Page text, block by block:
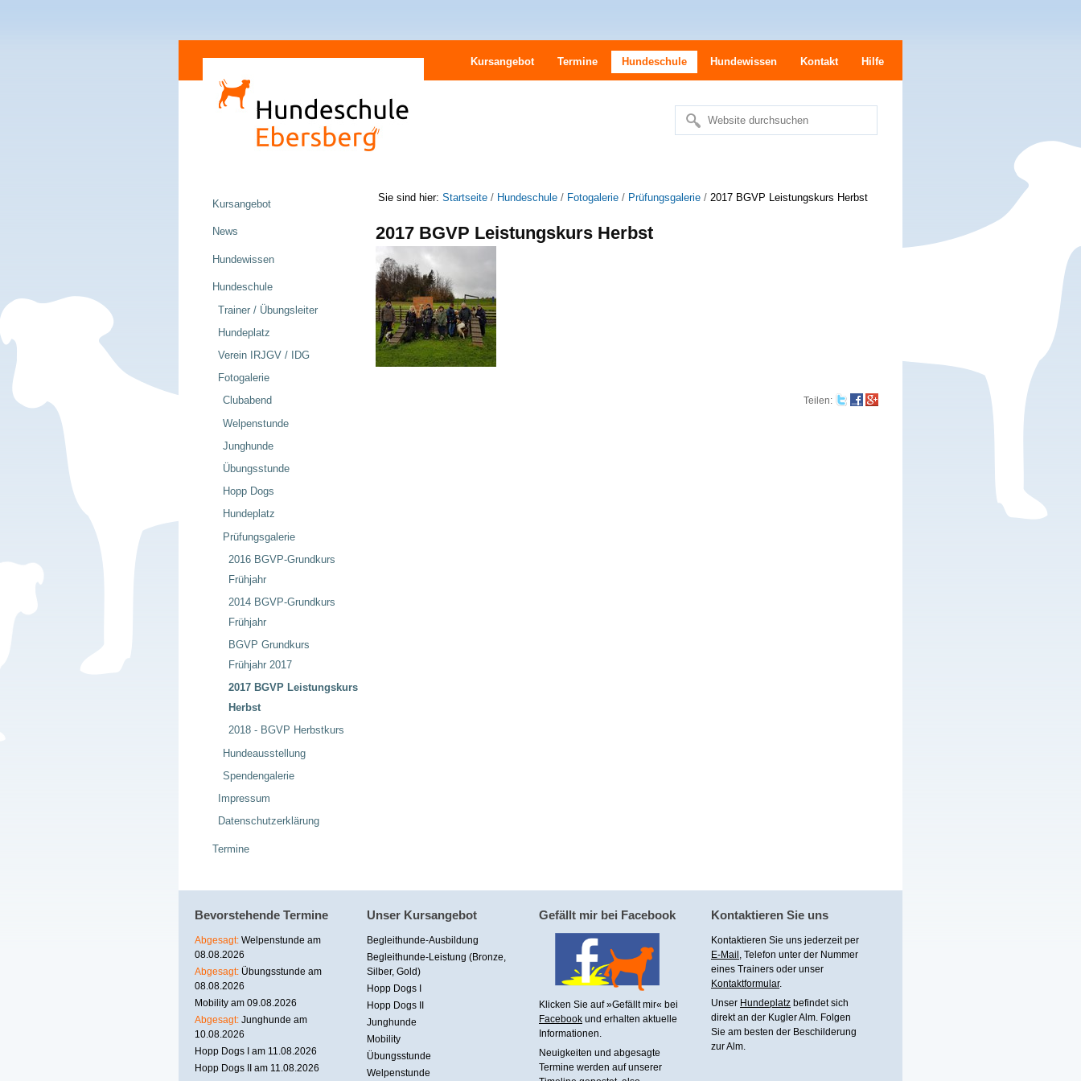
zum
Inhalt
Direkt
Navigation
Kursangebot Termine Hundeschule Hundewissen Kontakt Hilfe
Website durchsuchen
Erweiterte
Sie sind hier: Startseite / Hundeschule / Fotogalerie / Prüfungsgalerie / 2017 BGVP Leistungskurs Herbst
2017 BGVP Leistungskurs Herbst
Teilen:
Kursangebot
News
Hundewissen
Hundeschule
Trainer / Übungsleiter
Hundeplatz
Verein IRJGV / IDG
Fotogalerie
Clubabend
Welpenstunde
Junghunde
Übungsstunde
Hopp Dogs
Hundeplatz
Prüfungsgalerie
2016 BGVP-Grundkurs
Frühjahr
2014 BGVP-Grundkurs
Frühjahr
BGVP Grundkurs
Frühjahr 2017
2017 BGVP Leistungskurs
Herbst
2018 - BGVP Herbstkurs
Hundeausstellung
Spendengalerie
Impressum
Datenschutzerklärung
Termine
Bevorstehende Termine
Abgesagt: Welpenstunde am
08.08.2026
Abgesagt: Übungsstunde am
08.08.2026
Mobility am 09.08.2026
Abgesagt: Junghunde am
10.08.2026
Hopp Dogs I am 11.08.2026
Hopp Dogs II am 11.08.2026
Unser Kursangebot
Begleithunde-Ausbildung
Begleithunde-Leistung (Bronze,
Silber, Gold)
Hopp Dogs I
Hopp Dogs II
Junghunde
Mobility
Übungsstunde
Welpenstunde
Gefällt mir bei Facebook
Klicken Sie auf »Gefällt mir« bei
Facebook und erhalten aktuelle
Informationen.
Neuigkeiten und abgesagte
Termine werden auf unserer
Kontaktieren Sie uns
Kontaktieren Sie uns jederzeit per
E-Mail , Telefon unter der Nummer
eines Trainers oder unser
Kontaktformular.
Unser Hundeplatz befindet sich
direkt an der Kugler Alm. Folgen
Sie am besten der Beschilderung
zur Alm.